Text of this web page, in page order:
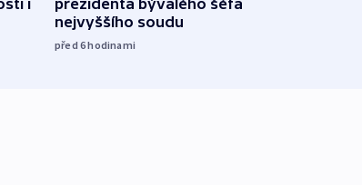
i
prezidenta bývalého šéfa
nejvyššího soudu
před 6hodinami